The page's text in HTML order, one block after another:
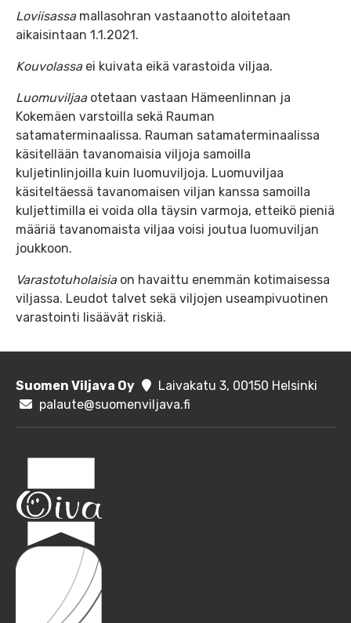
Loviisassa mallasohran vastaanotto aloitetaan
aikaisintaan 1.1.2021.
Kouvolassa ei kuivata eikä varastoida viljaa.
Luomuviljaaotetaan vastaan Hämeenlinnan ja
Kokemäen varstoilla sekä Rauman
satamaterminaalissa. Rauman satamaterminaalissa
käsitellään tavanomaisia viljoja samoilla
kuljetinlinjoilla kuin luomuviljoja. Luomuviljaa
käsiteltäessä tavanomaisen viljan kanssa samoilla
kuljettimilla ei voida olla täysin varmoja, etteikö pieniä
määriä tavanomaista viljaa voisi joutua luomuviljan
joukkoon.
Varastotuholaisia on havaittu enemmän kotimaisessa
viljassa. Leudot talvet sekä viljojen useampivuotinen
varastointi lisäävät riskiä.
Suomen Viljava Oy
Laivakatu 3, 00150 Helsinki
palaute@suomenviljava.fi